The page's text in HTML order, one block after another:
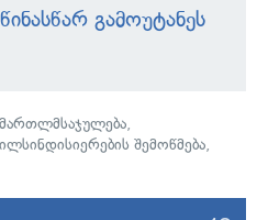
გამოუტანეს
მართლმსაჯულება,
შემოწმება,